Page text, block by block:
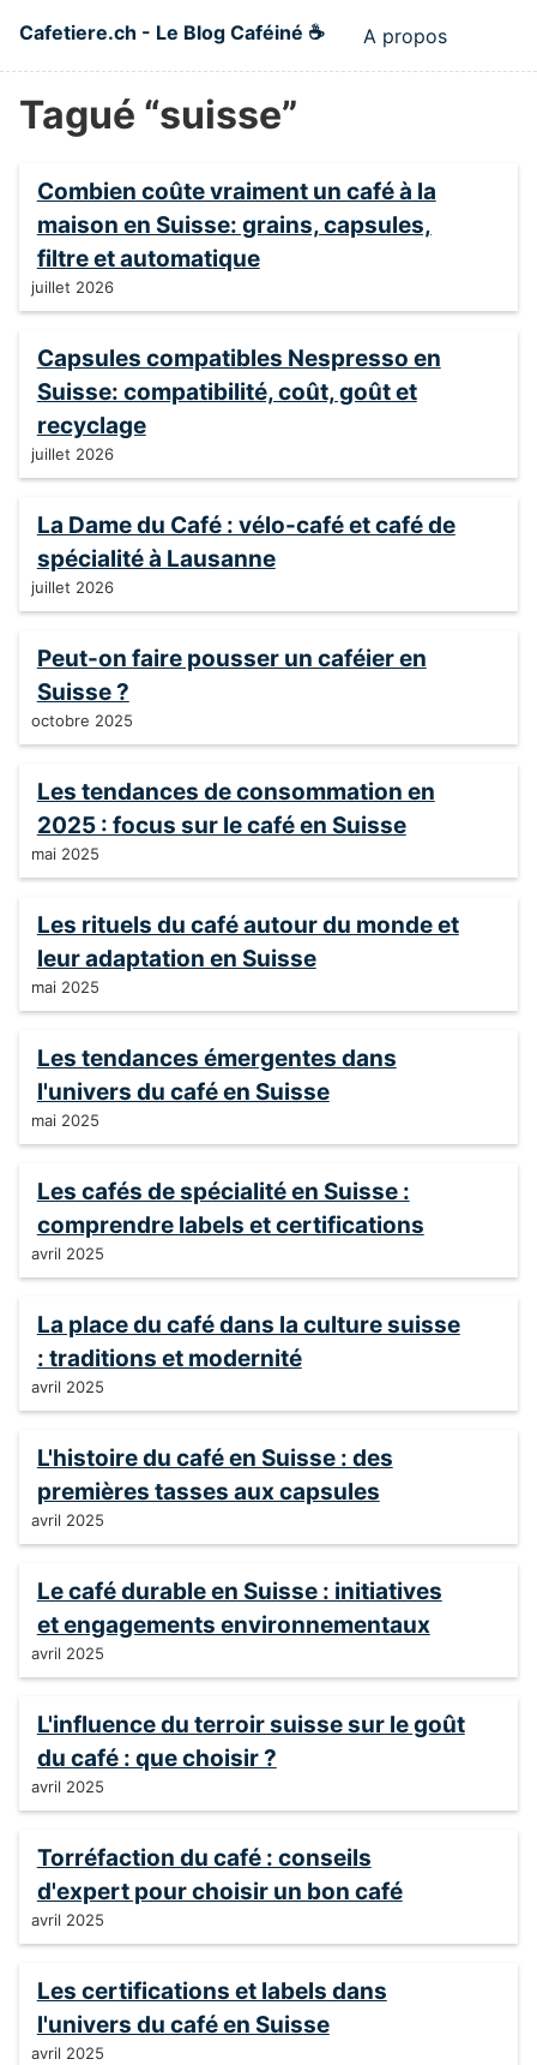
Cafetiere.ch - Le Blog Caféiné ☕
Top level
A propos
Tagué “suisse”
Combien coûte vraiment un café à la
maison en Suisse: grains, capsules,
filtre et automatique
juillet 2026
Capsules compatibles Nespresso en
Suisse: compatibilité, coût, goût et
recyclage
juillet 2026
La Dame du Café : vélo-café et café de
spécialité à Lausanne
juillet 2026
Peut-on faire pousser un caféier en
Suisse ?
octobre 2025
Les tendances de consommation en
2025 : focus sur le café en Suisse
mai 2025
Les rituels du café autour du monde et
leur adaptation en Suisse
mai 2025
Les tendances émergentes dans
l'univers du café en Suisse
mai 2025
Les cafés de spécialité en Suisse :
comprendre labels et certifications
avril 2025
La place du café dans la culture suisse
: traditions et modernité
avril 2025
L'histoire du café en Suisse : des
premières tasses aux capsules
avril 2025
Le café durable en Suisse : initiatives
et engagements environnementaux
avril 2025
L'influence du terroir suisse sur le goût
du café : que choisir ?
avril 2025
Torréfaction du café : conseils
d'expert pour choisir un bon café
avril 2025
Les certifications et labels dans
l'univers du café en Suisse
avril 2025